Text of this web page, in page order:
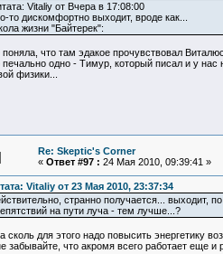
Vitaliy от Вчера в 17:08:00
то дискомфортно выходит, вроде как...
жизни "Байтерек":
поняла, что там эдакое прочувствовал
печально одно - Тимур, который писал и у нас
физики...
Re: Skeptic's Corner
« Ответ #97 : 24 Мая 2010, 09:39:41 »
Vitaliy от 23 Мая 2010, 23:37:34
странно получается... выходит,
на пути луча - тем лучше...?
сколь для этого надо повысить энергетику
забывайте, что акромя всего работает еще и